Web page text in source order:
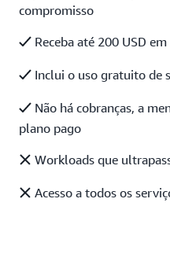
compromisso
Receba até 200 USD
Inclui o uso gratuito de
Não há cobranças, a
plano pago
Workloads que
Acesso a todos os